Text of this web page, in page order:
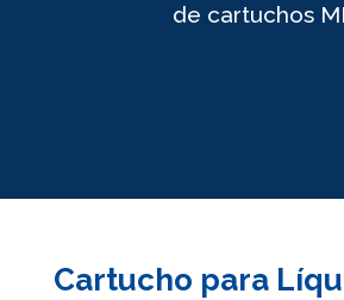
de cartuchos
Cartucho para